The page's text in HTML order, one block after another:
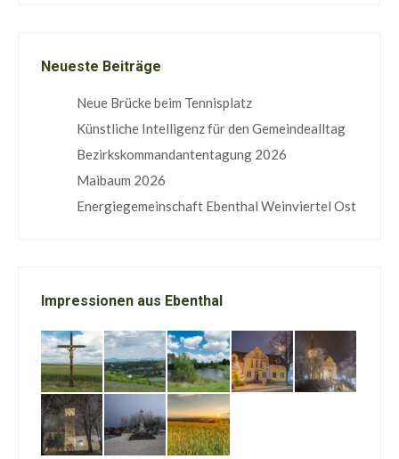
Neueste Beiträge
Neue Brücke beim Tennisplatz
Künstliche Intelligenz für den Gemeindealltag
Bezirkskommandantentagung 2026
Maibaum 2026
Energiegemeinschaft Ebenthal Weinviertel Ost
Impressionen aus Ebenthal